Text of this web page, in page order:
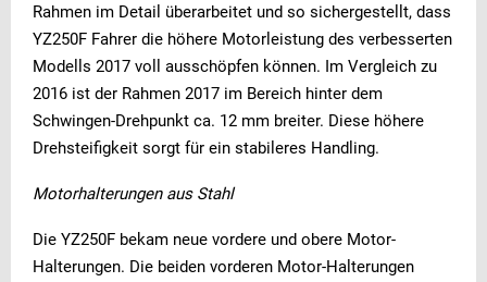
Rahmen im Detail überarbeitet und so sichergestellt, dass
YZ250F Fahrer die höhere Motorleistung des verbesserten
Modells 2017 voll ausschöpfen können. Im Vergleich zu
2016 ist der Rahmen 2017 im Bereich hinter dem
Schwingen-Drehpunkt ca. 12 mm breiter. Diese höhere
Drehsteifigkeit sorgt für ein stabileres Handling.
Motorhalterungen aus Stahl
Die YZ250F bekam neue vordere und obere Motor-
Halterungen. Die beiden vorderen Motor-Halterungen